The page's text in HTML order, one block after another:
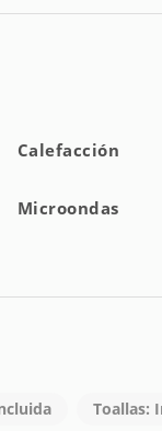
Calefacción
Microondas
Toallas: